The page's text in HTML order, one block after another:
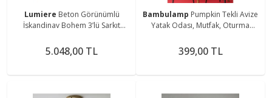
Lumiere Beton Görünümlü
İskandinav Bohem 3’lü Sarkıt
+ Ampul Dahil
5.048,00 TL
Bambulamp Pumpkin Tekli Avize
Yatak Odası, Mutfak, Oturma
Avize (PLASTİK)
399,00 TL